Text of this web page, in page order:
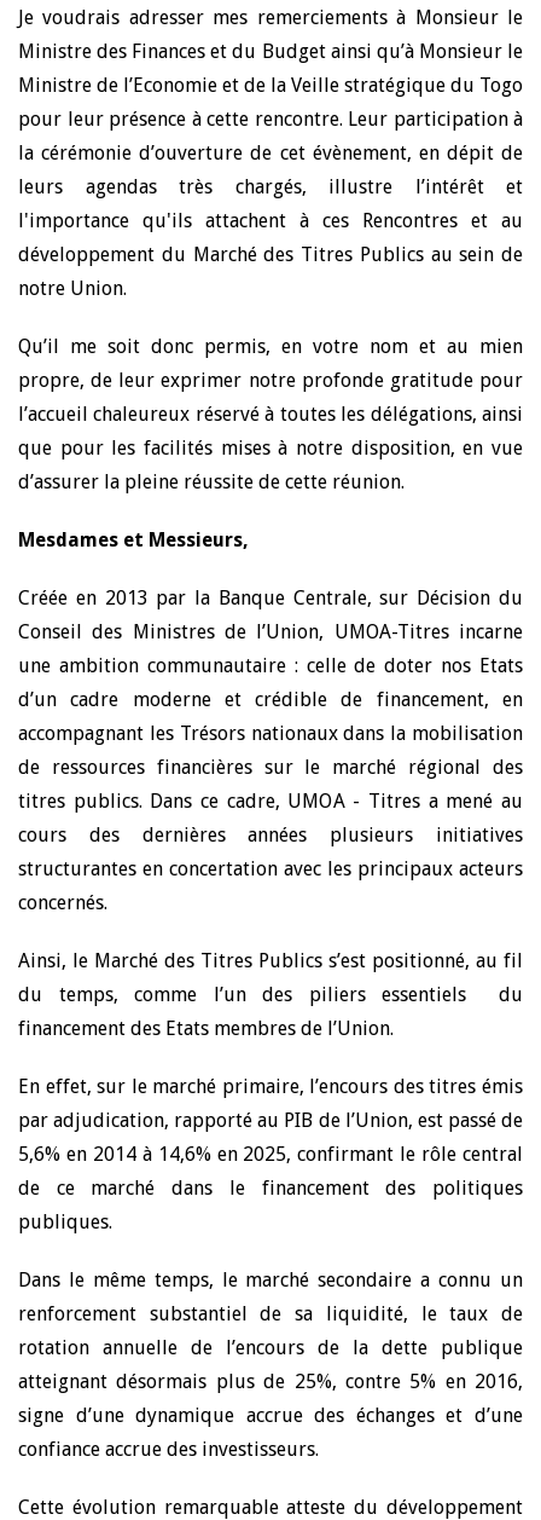
Je voudrais adresser mes remerciements à Monsieur le
Ministre des Finances et du Budget ainsi qu’à Monsieur le
Ministre de l’Economie et de la Veille stratégique du Togo
pour leur présence à cette rencontre. Leur participation à
la cérémonie d’ouverture de cet évènement, en dépit de
leurs agendas très chargés, illustre l’intérêt et
l'importance qu'ils attachent à ces Rencontres et au
développement du Marché des Titres Publics au sein de
notre Union.
Qu’il me soit donc permis, en votre nom et au mien
propre, de leur exprimer notre profonde gratitude pour
l’accueil chaleureux réservé à toutes les délégations, ainsi
que pour les facilités mises à notre disposition, en vue
d’assurer la pleine réussite de cette réunion.
Mesdames et Messieurs,
Créée en 2013 par la Banque Centrale, sur Décision du
Conseil des Ministres de l’Union, UMOA-Titres incarne
une ambition communautaire : celle de doter nos Etats
d’un cadre moderne et crédible de financement, en
accompagnant les Trésors nationaux dans la mobilisation
de ressources financières sur le marché régional des
titres publics. Dans ce cadre, UMOA - Titres a mené au
cours des dernières années plusieurs initiatives
structurantes en concertation avec les principaux acteurs
concernés.
Ainsi, le Marché des Titres Publics s’est positionné, au fil
du temps, comme l’un des piliers essentiels du
financement des Etats membres de l’Union.
En effet, sur le marché primaire, l’encours des titres émis
par adjudication, rapporté au PIB de l’Union, est passé de
5,6% en 2014 à 14,6% en 2025, confirmant le rôle central
de ce marché dans le financement des politiques
publiques.
Dans le même temps, le marché secondaire a connu un
renforcement substantiel de sa liquidité, le taux de
rotation annuelle de l’encours de la dette publique
atteignant désormais plus de 25%, contre 5% en 2016,
signe d’une dynamique accrue des échanges et d’une
confiance accrue des investisseurs.
Cette évolution remarquable atteste du développement